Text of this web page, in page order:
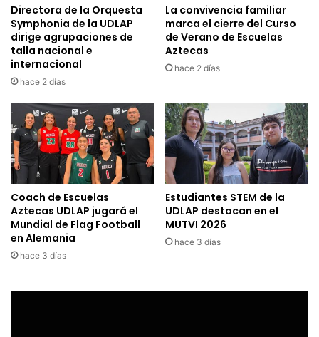
Directora de la Orquesta
Symphonia de la UDLAP
dirige agrupaciones de
talla nacional e
internacional
hace 2 días
La convivencia familiar
marca el cierre del Curso
de Verano de Escuelas
Aztecas
hace 2 días
Coach de Escuelas
Aztecas UDLAP jugará el
Mundial de Flag Football
en Alemania
hace 3 días
Estudiantes STEM de la
UDLAP destacan en el
MUTVI 2026
hace 3 días